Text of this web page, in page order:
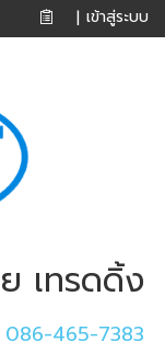
| เข้าสู่ระบบ
เทรดดิ้ง
086-465-7383